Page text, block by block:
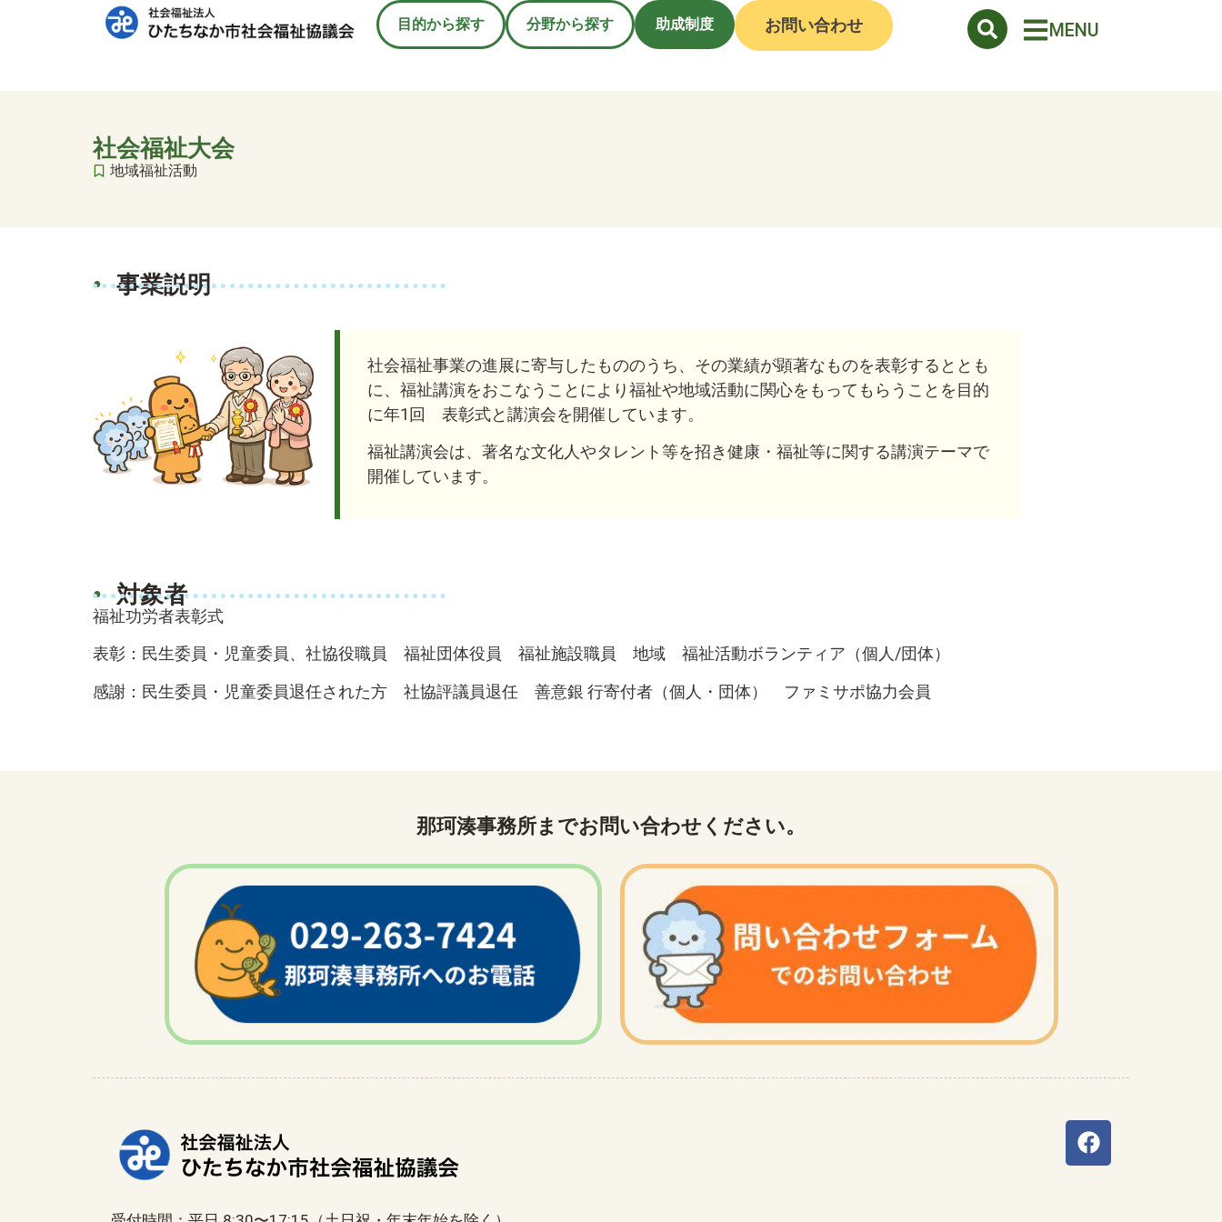
目的から探す 分野から探す 助成制度 お問い合わせ MENU
社会福祉大会
地域福祉活動
事業説明
社会福祉事業の進展に寄与したもののうち、その業績が顕著なものを表彰するととも
に、福祉講演をおこなうことにより福祉や地域活動に関心をもってもらうことを目的
に年1回 表彰式と講演会を開催しています。
福祉講演会は、著名な文化人やタレント等を招き健康・福祉等に関する講演テーマで
開催しています。
対象者
福祉功労者表彰式
表彰：民生委員・児童委員、社協役職員 福祉団体役員 福祉施設職員 地域 福祉活動ボランティア（個人/団体）
感謝：民生委員・児童委員退任された方 社協評議員退任 善意銀 行寄付者（個人・団体） ファミサポ協力会員
那珂湊事務所までお問い合わせください。